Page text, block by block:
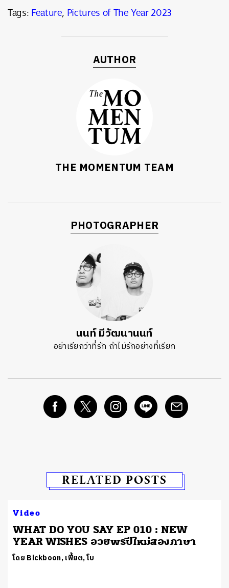
Tags:Feature, Pictures of The Year 2023
AUTHOR
THE MOMENTUM TEAM
PHOTOGRAPHER
นนท์ มีวัฒนานนท์
อย่าเรียกว่าที่รัก ถ้าไม่รักอย่างที่เรียก
RELATED POSTS
Video
WHAT DO YOU SAY EP 010 : NEW
YEAR WISHES อวยพรปีใหม่สองภาษา
โดย Bickboon, เฟี้ยต, โบ